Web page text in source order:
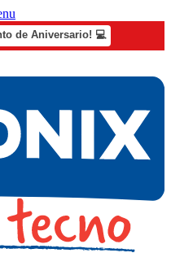
de Aniversario! 💻